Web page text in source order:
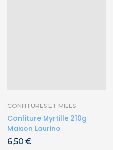
CONFITURES ET MIELS
Confiture Myrtille 210g
Maison Laurino
6,50 €